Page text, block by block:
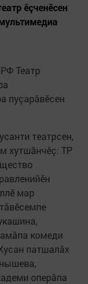
ӗçченӗсен
Театр
пуçарăвӗсен
театрсен,
хутшăнчӗç: ТР
мар
комеди
патшалăх
оперăпа